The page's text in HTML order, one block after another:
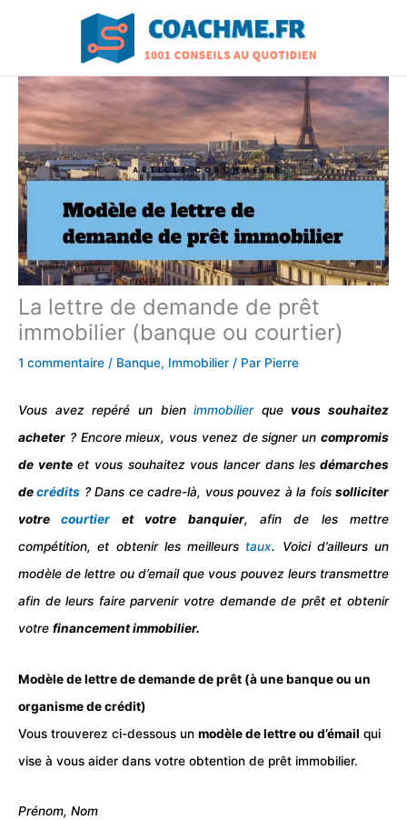
La lettre de demande de prêt
immobilier (banque ou courtier)
1 commentaire / Banque, Immobilier / Par Pierre
Vous avez repéré un bienimmobilierque vous souhaitez
acheter ? Encore mieux, vous venez de signer un compromis
de venteet vous souhaitez vous lancer dans les démarches
decrédits ? Dans ce cadre-là, vous pouvez à la foissolliciter
votrecourtier et votre banquier, afin de les mettre
compétition, et obtenir les meilleurstaux. Voici d’ailleurs un
modèle de lettre ou d’emailque vous pouvez leurs transmettre
afin de leurs faire parvenir votre demandede prêt et obtenir
votre financementimmobilier.
Modèle de lettre de demande de prêt (à une banque ou un
organisme de crédit)
Vous trouverez ci-dessous un modèlede lettre ou d’émail qui
vise à vous aider dans votre obtention de prêt immobilier.
Prénom, Nom